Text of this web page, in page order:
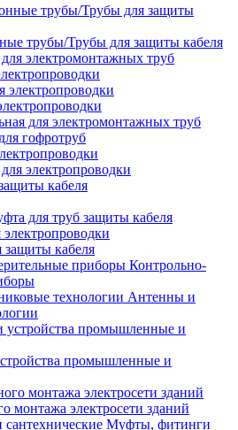
трубы/Трубы для защиты кабеля
электромонтажных труб
электропроводки
для электромонтажных труб
гофротруб
электропроводки
кабеля
для труб защиты кабеля
электропроводки
кабеля
Контрольно-
Антенны и
промышленные и
монтажа электросети зданий
Муфты, фитинги